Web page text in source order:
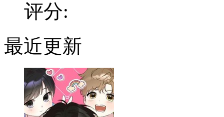
评分:
最近更新